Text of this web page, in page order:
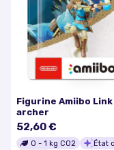
Figurine Amiibo Link
archer
52,60 €
0 - 1 kg CO2
État